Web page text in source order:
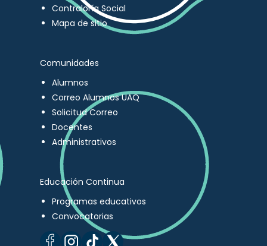
Contraloría Social
Mapa de sitio
Comunidades
Alumnos
Correo Alumnos UAQ
Solicitud Correo
Docentes
Administrativos
Educación Continua
Programas educativos
Convocatorias